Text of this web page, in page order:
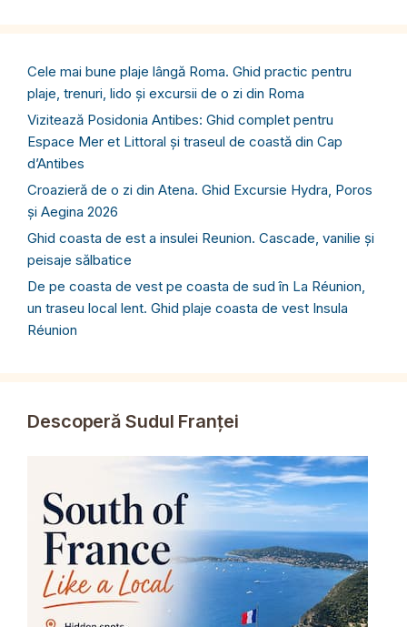
Cele mai bune plaje lângă Roma. Ghid practic pentru
plaje, trenuri, lido și excursii de o zi din Roma
Vizitează Posidonia Antibes: Ghid complet pentru
Espace Mer et Littoral și traseul de coastă din Cap
d’Antibes
Croazieră de o zi din Atena. Ghid Excursie Hydra, Poros
și Aegina 2026
Ghid coasta de est a insulei Reunion. Cascade, vanilie și
peisaje sălbatice
De pe coasta de vest pe coasta de sud în La Réunion,
un traseu local lent. Ghid plaje coasta de vest Insula
Réunion
Descoperă Sudul Franței